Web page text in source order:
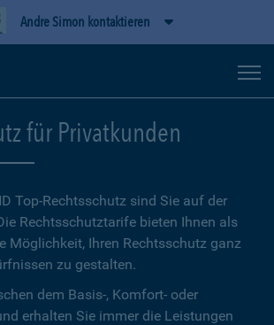
Andre Simon kontaktieren
für Privatkunden
Top-Rechtsschutz sind Sie auf der
Rechtsschutztarife bieten Ihnen als
Möglichkeit, Ihren Rechtsschutz ganz
zu gestalten.
dem Basis-, Komfort- oder
erhalten Sie immer die Leistungen